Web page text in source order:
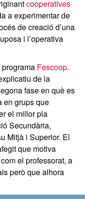
cooperatives
a experimentar de
de creació d’una
i l’operativa
Fescoop.
de la
fase en què es
en grups que
el millor pla
Secundària,
Mitjà i Superior. El
que motiva
el professorat, a
però que alhora